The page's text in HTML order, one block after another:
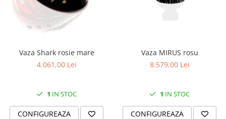
Vaza Shark rosie mare
4.061,00 Lei
1 IN STOC
CONFIGUREAZA
Vaza MIRUS rosu
8.579,00 Lei
1 IN STOC
CONFIGUREAZA